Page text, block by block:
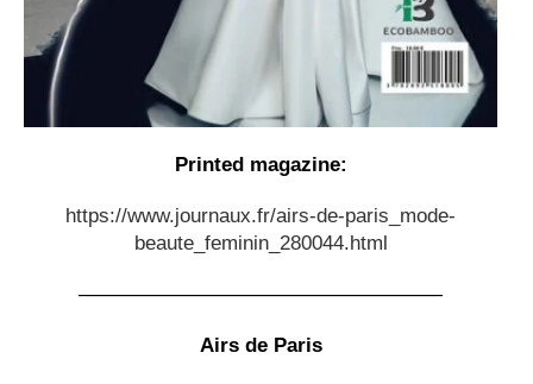
Printed magazine:
https://www.journaux.fr/airs-de-paris_mode-
beaute_feminin_280044.html
——————————————————
Airs de Paris